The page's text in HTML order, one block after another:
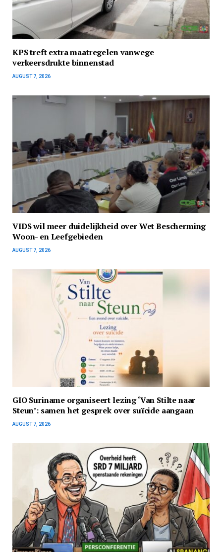
KPS treft extra maatregelen vanwege
verkeersdrukte binnenstad
AUGUST 7, 2026
VIDS wil meer duidelijkheid over Wet Bescherming
Woon- en Leefgebieden
AUGUST 7, 2026
GIO Suriname organiseert lezing ‘Van Stilte naar
Steun’: samen het gesprek over suïcide aangaan
AUGUST 7, 2026